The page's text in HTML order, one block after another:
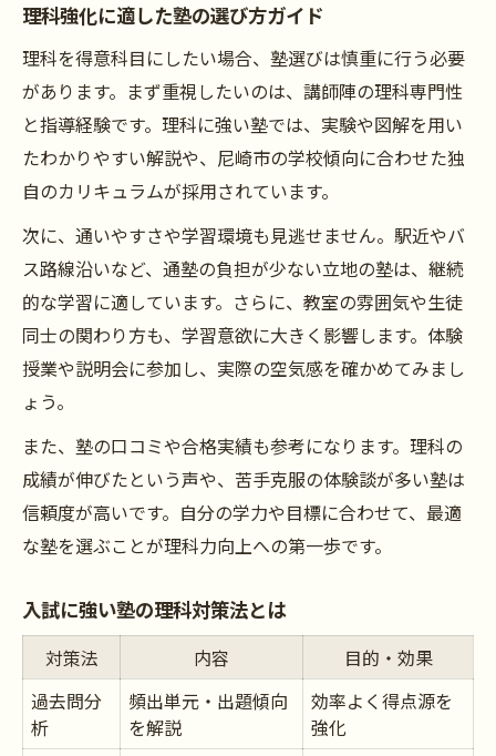
理科強化に適した塾の選び方ガイド
理科を得意科目にしたい場合、塾選びは慎重に行う必要
があります。まず重視したいのは、講師陣の理科専門性
と指導経験です。理科に強い塾では、実験や図解を用い
たわかりやすい解説や、尼崎市の学校傾向に合わせた独
自のカリキュラムが採用されています。
次に、通いやすさや学習環境も見逃せません。駅近やバ
ス路線沿いなど、通塾の負担が少ない立地の塾は、継続
的な学習に適しています。さらに、教室の雰囲気や生徒
同士の関わり方も、学習意欲に大きく影響します。体験
授業や説明会に参加し、実際の空気感を確かめてみまし
ょう。
また、塾の口コミや合格実績も参考になります。理科の
成績が伸びたという声や、苦手克服の体験談が多い塾は
信頼度が高いです。自分の学力や目標に合わせて、最適
な塾を選ぶことが理科力向上への第一歩です。
入試に強い塾の理科対策法とは
対策法 内容
目的・効果
過去問分
析
頻出単元・出題傾向
を解説
効率よく得点源を
強化